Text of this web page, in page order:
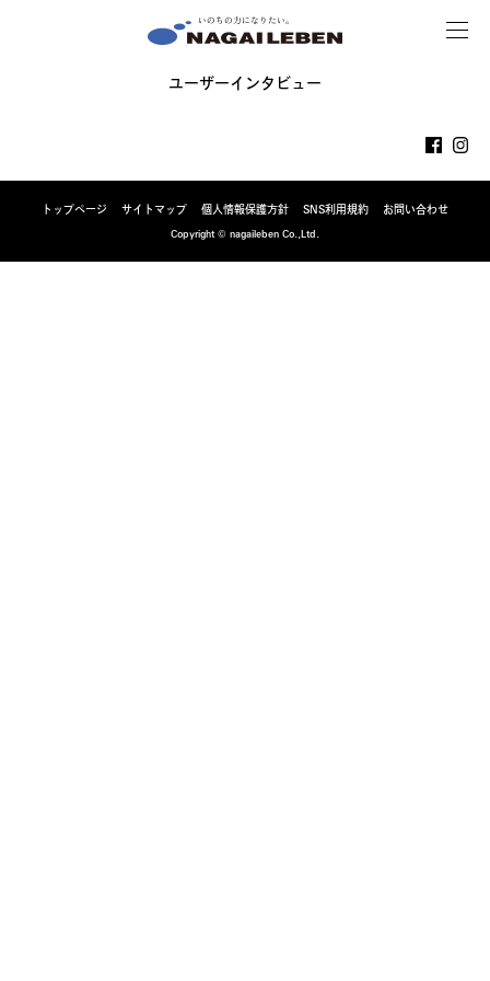
MENU
ユーザーインタビュー
トップページ サイトマップ 個人情報保護方針 SNS利用規約
お問い合わせ
Copyright © nagaileben Co.,Ltd.